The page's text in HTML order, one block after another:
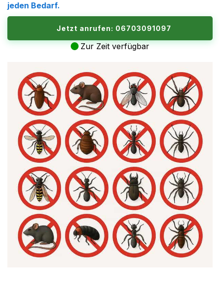
jeden Bedarf.
Jetzt anrufen: 06703091097
Zur Zeit verfügbar